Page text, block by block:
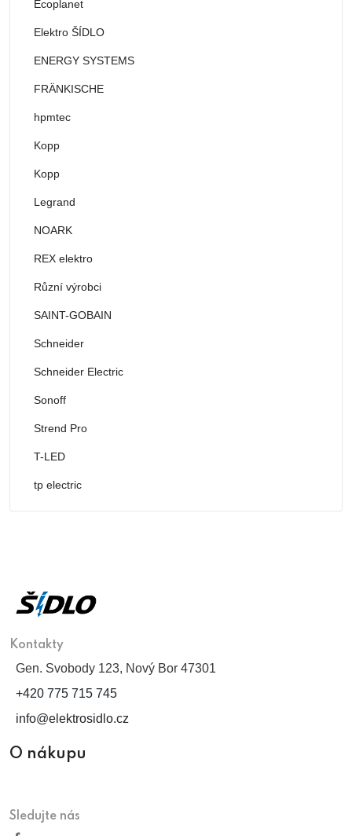
Ecoplanet
Elektro ŠÍDLO
ENERGY SYSTEMS
FRÄNKISCHE
hpmtec
Kopp
Kopp
Legrand
NOARK
REX elektro
Různí výrobci
SAINT-GOBAIN
Schneider
Schneider Electric
Sonoff
Strend Pro
T-LED
tp electric
Kontakty
Gen. Svobody 123, Nový Bor 47301
+420 775 715 745
info@elektrosidlo.cz
O nákupu
Sledujte nás